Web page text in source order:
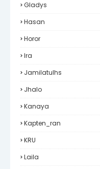
Gladys
Hasan
Horor
Ira
Jamilatulhs
Jhalo
Kanaya
Kapten_ran
KRU
Laila